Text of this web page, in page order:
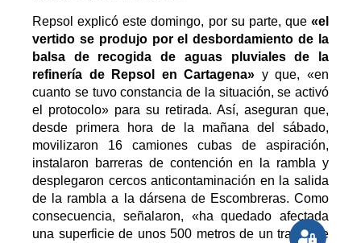
Repsol explicó este domingo, por su parte, que «el
vertido se produjo por el desbordamiento de la
balsa de recogida de aguas pluviales de la
refinería de Repsol en Cartagena» y que, «en
cuanto se tuvo constancia de la situación, se activó
el protocolo» para su retirada. Así, aseguran que,
desde primera hora de la mañana del sábado,
movilizaron 16 camiones cubas de aspiración,
instalaron barreras de contención en la rambla y
desplegaron cercos anticontaminación en la salida
de la rambla a la dársena de Escombreras. Como
consecuencia, señalaron, «ha quedado afectada
una superficie de unos 500 metros de un tramo de